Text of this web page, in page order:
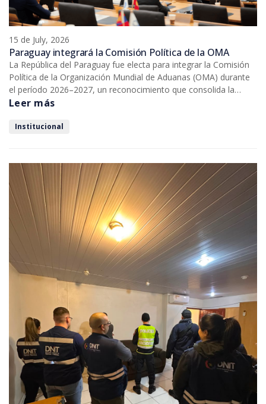
15 de July, 2026
Paraguay integrará la Comisión Política de la OMA
La República del Paraguay fue electa para integrar la Comisión
Política de la Organización Mundial de Aduanas (OMA) durante
el período 2026–2027, un reconocimiento que consolida la
participación del país en los principales espacios de decisión del
internacional.
Leer más
Institucional